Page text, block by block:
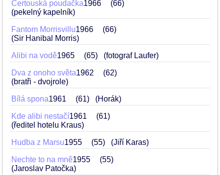
Čertouská poudačka1966
66
(pekelný kapelník)
Fantom Morrisvillu1966
66
(Sir Hanibal Morris)
Alibi na vodě1965 65 (fotograf Laufer)
Dva z onoho světa1962
62
(bratři - dvojrole)
Bílá spona1961 61 (Horák)
Kde alibi nestačí1961
61
(ředitel hotelu Kraus)
Hudba z Marsu1955 55 (Jiří Karas)
Nechte to na mně1955
55
(Jaroslav Patočka)